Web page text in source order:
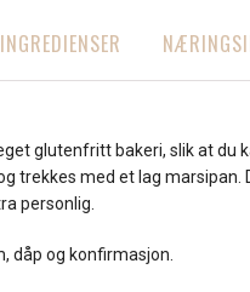
INGREDIENSER
glutenfritt bakeri, slik at
trekkes med et lag
personlig.
dåp og konfirmasjon.